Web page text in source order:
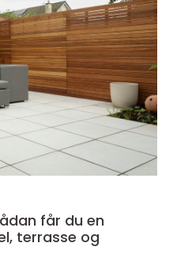
får du en
terrasse og